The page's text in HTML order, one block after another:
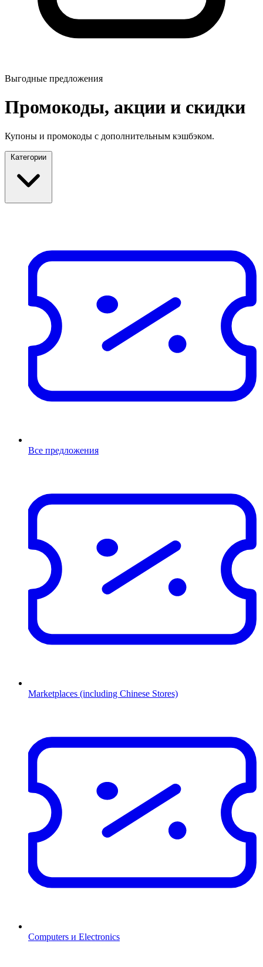
Выгодные предложения
Промокоды, акции и скидки
Купоны и промокоды с дополнительным кэшбэком.
Категории
Все предложения
Marketplaces (including Chinese Stores)
Computers и Electronics